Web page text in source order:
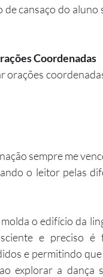
de cansaço do
Coordenadas
sempre me
o leitor pelas
o edifício da
e preciso é
e permitindo
explorar a dança